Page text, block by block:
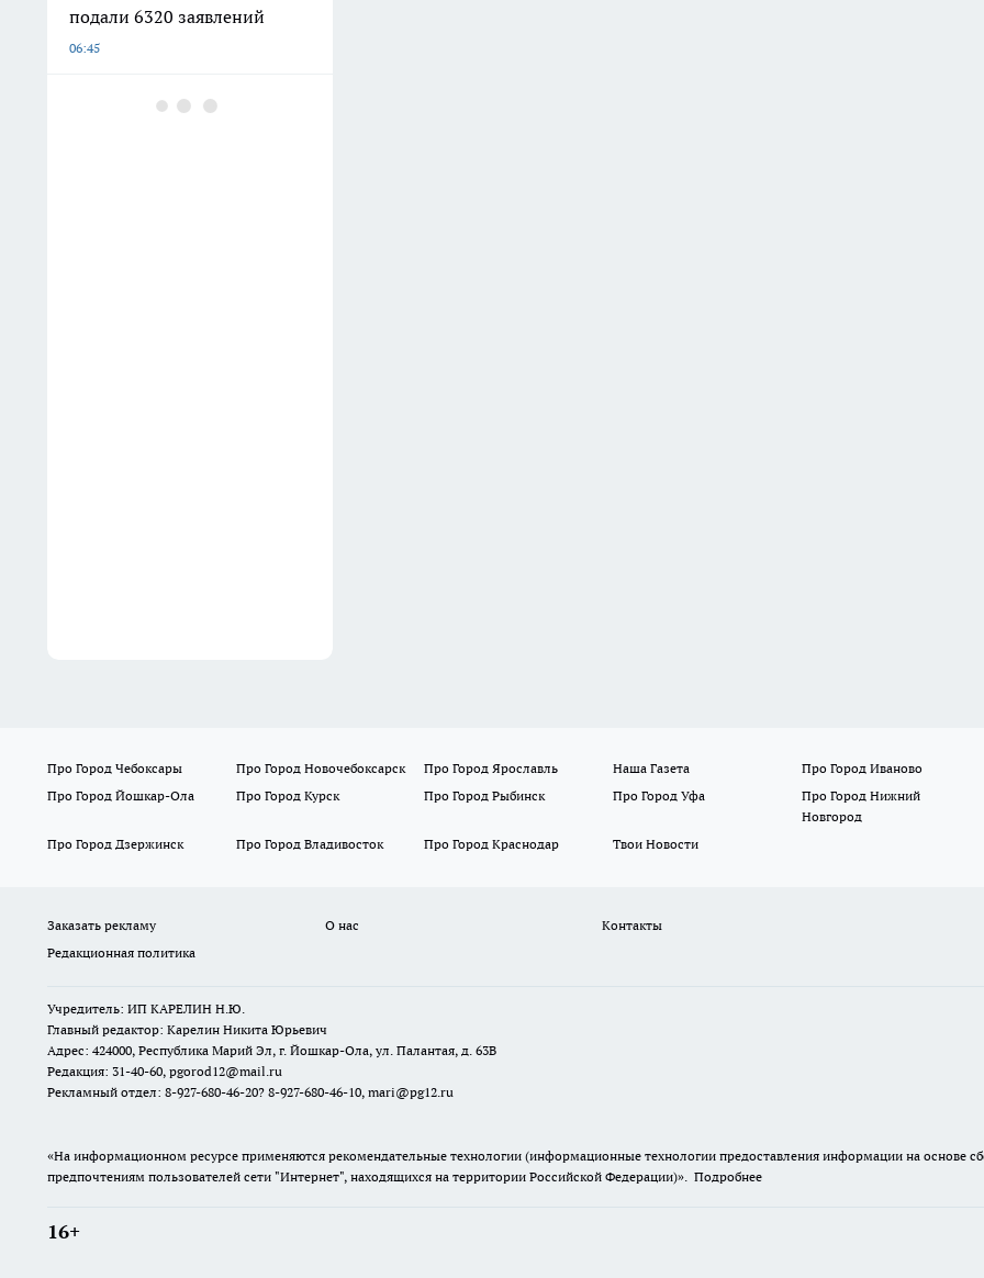
подали 6320 заявлений
06:45
К 1 сентября школы
Про Город Чебоксары Про Город Новочебоксарск Про Город Ярославль Наша Газета
Про Город Иваново
Про Город Йошкар-Ола
Про Город Курск Про Город Рыбинск Про Город Уфа
Про Город Нижний
Новгород
Про Город Дзержинск
Про Город Владивосток Про Город Краснодар Твои Новости
Заказать рекламу О нас
Контакты
Редакционная политика
Учредитель: ИП КАРЕЛИН Н.Ю.
Главный редактор: Карелин Никита Юрьевич
Адрес: 424000, Республика Марий Эл, г. Йошкар-Ола, ул. Палантая, д. 63В
Редакция: 31-40-60, pgorod12@mail.ru
Рекламный отдел: 8-927-680-46-20? 8-927-680-46-10, mari@pg12.ru
«На информационном ресурсе применяются рекомендательные технологии (информационные технологии предоставления информации на основе
предпочтениям пользователей сети "Интернет", находящихся на территории Российской Федерации)». Подробнее
16+